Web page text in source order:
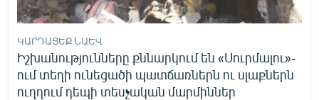
ԿԱՐԴԱՑԵՔ ՆԱԵՎ
Իշխանությունները քննարկում են «Սուրմալու»-
ում տեղի ունեցածի պատճառներն ու սլաքներն
ուղղում դեպի տեսչական մարմիններ